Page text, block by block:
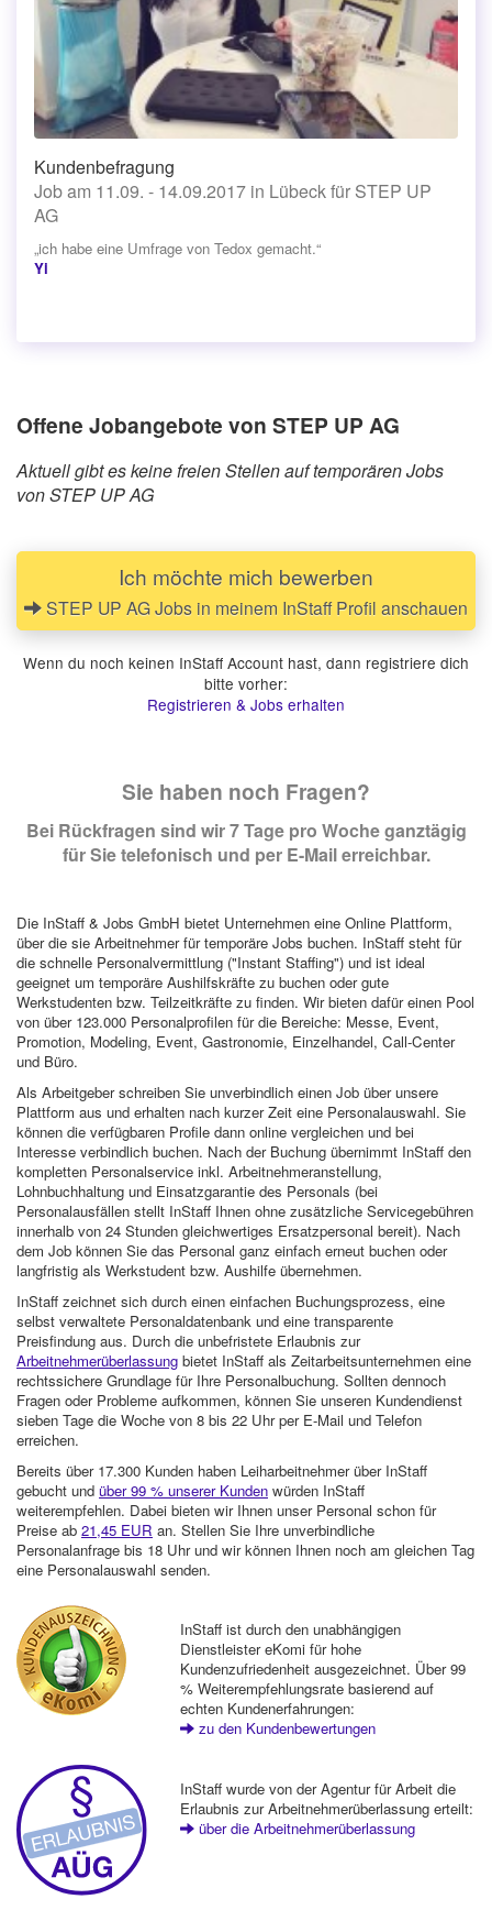
Kundenbefragung
Job am 11.09. - 14.09.2017 in Lübeck für STEP UP
AG
„ich habe eine Umfrage von Tedox gemacht.“
Yi
Offene Jobangebote von STEP UP AG
Aktuell gibt es keine freien Stellen auf temporären Jobs
von STEP UP AG
Ich möchte mich bewerben
STEP UP AG Jobs in meinem InStaff Profil anschauen
Wenn du noch keinen InStaff Account hast, dann registriere dich
bitte vorher:
Registrieren & Jobs erhalten
Sie haben noch Fragen?
Bei Rückfragen sind wir 7 Tage pro Woche ganztägig
für Sie telefonisch und per E-Mail erreichbar.
Die InStaff & Jobs GmbH bietet Unternehmen eine Online Plattform,
über die sie Arbeitnehmer für temporäre Jobs buchen. InStaff steht für
die schnelle Personalvermittlung ("Instant Staffing") und ist ideal
geeignet um temporäre Aushilfskräfte zu buchen oder gute
Werkstudenten bzw. Teilzeitkräfte zu finden. Wir bieten dafür einen Pool
von über 123.000 Personalprofilen für die Bereiche: Messe, Event,
Promotion, Modeling, Event, Gastronomie, Einzelhandel, Call-Center
und Büro.
Als Arbeitgeber schreiben Sie unverbindlich einen Job über unsere
Plattform aus und erhalten nach kurzer Zeit eine Personalauswahl. Sie
können die verfügbaren Profile dann online vergleichen und bei
Interesse verbindlich buchen. Nach der Buchung übernimmt InStaff den
kompletten Personalservice inkl. Arbeitnehmeranstellung,
Lohnbuchhaltung und Einsatzgarantie des Personals (bei
Personalausfällen stellt InStaff Ihnen ohne zusätzliche Servicegebühren
innerhalb von 24 Stunden gleichwertiges Ersatzpersonal bereit). Nach
dem Job können Sie das Personal ganz einfach erneut buchen oder
langfristig als Werkstudent bzw. Aushilfe übernehmen.
InStaff zeichnet sich durch einen einfachen Buchungsprozess, eine
selbst verwaltete Personaldatenbank und eine transparente
Preisfindung aus. Durch die unbefristete Erlaubnis zur
Arbeitnehmerüberlassung bietet InStaff als Zeitarbeitsunternehmen eine
rechtssichere Grundlage für Ihre Personalbuchung. Sollten dennoch
Fragen oder Probleme aufkommen, können Sie unseren Kundendienst
sieben Tage die Woche von 8 bis 22 Uhr per E-Mail und Telefon
erreichen.
Bereits über 17.300 Kunden haben Leiharbeitnehmer über InStaff
gebucht und über 99 % unserer Kunden würden InStaff
weiterempfehlen. Dabei bieten wir Ihnen unser Personal schon für
Preise ab 21,45 EUR an. Stellen Sie Ihre unverbindliche
Personalanfrage bis 18 Uhr und wir können Ihnen noch am gleichen Tag
eine Personalauswahl senden.
InStaff ist durch den unabhängigen
Dienstleister eKomi für hohe
Kundenzufriedenheit ausgezeichnet. Über 99
% Weiterempfehlungsrate basierend auf
echten Kundenerfahrungen:
zu den Kundenbewertungen
InStaff wurde von der Agentur für Arbeit die
Erlaubnis zur Arbeitnehmerüberlassung erteilt:
über die Arbeitnehmerüberlassung